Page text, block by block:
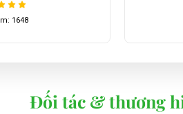
xem: 2029
Đối tác & thương